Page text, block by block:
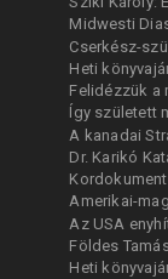
Midwesti
Cserkész-
Heti
Felidézzük a
Így született
A kanadai
Dr. Karikó
Amerikai-
Az USA
Földes
Heti